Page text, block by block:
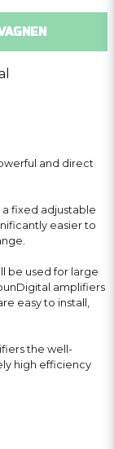
and direct
fixed adjustable
easier to
be used for large
amplifiers
easy to install,
the well-
high efficiency